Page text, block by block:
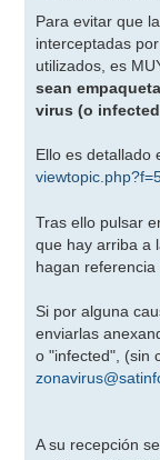
n
a
j
e
Para evitar que
interceptadas
utilizados, es
sean
virus (o
Ello es detallado
Tras ello pulsar
que hay arriba a
hagan
Si por alguna
enviarlas
o "infected", (sin
A su recepción